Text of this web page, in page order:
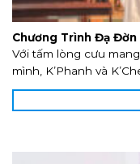
Chương Trình Đạ
Với tấm lòng cưu
mình, K’Phanh và